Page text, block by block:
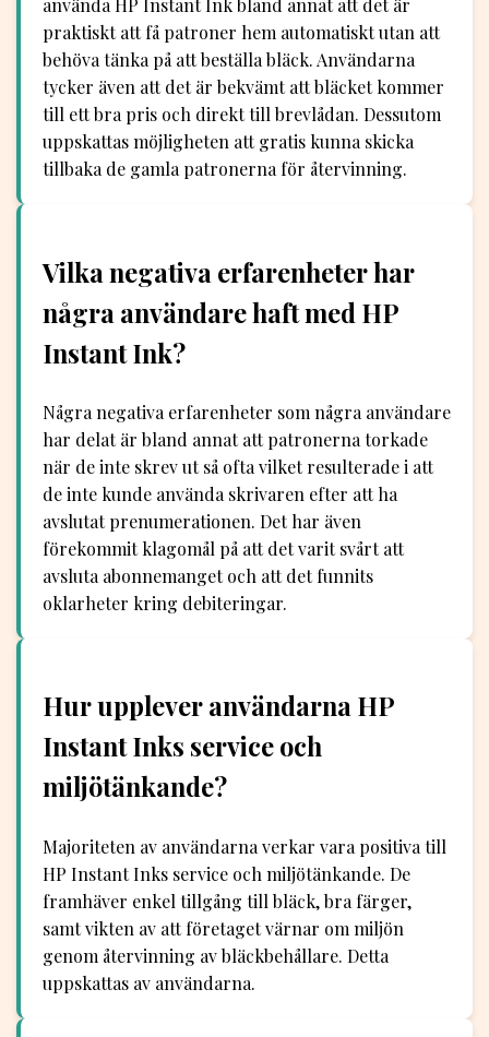
använda HP Instant Ink bland annat att det är
praktiskt att få patroner hem automatiskt utan att
behöva tänka på att beställa bläck. Användarna
tycker även att det är bekvämt att bläcket kommer
till ett bra pris och direkt till brevlådan. Dessutom
uppskattas möjligheten att gratis kunna skicka
tillbaka de gamla patronerna för återvinning.
Vilka negativa erfarenheter har
några användare haft med HP
Instant Ink?
Några negativa erfarenheter som några användare
har delat är bland annat att patronerna torkade
när de inte skrev ut så ofta vilket resulterade i att
de inte kunde använda skrivaren efter att ha
avslutat prenumerationen. Det har även
förekommit klagomål på att det varit svårt att
avsluta abonnemanget och att det funnits
oklarheter kring debiteringar.
Hur upplever användarna HP
Instant Inks service och
miljötänkande?
Majoriteten av användarna verkar vara positiva till
HP Instant Inks service och miljötänkande. De
framhäver enkel tillgång till bläck, bra färger,
samt vikten av att företaget värnar om miljön
genom återvinning av bläckbehållare. Detta
uppskattas av användarna.